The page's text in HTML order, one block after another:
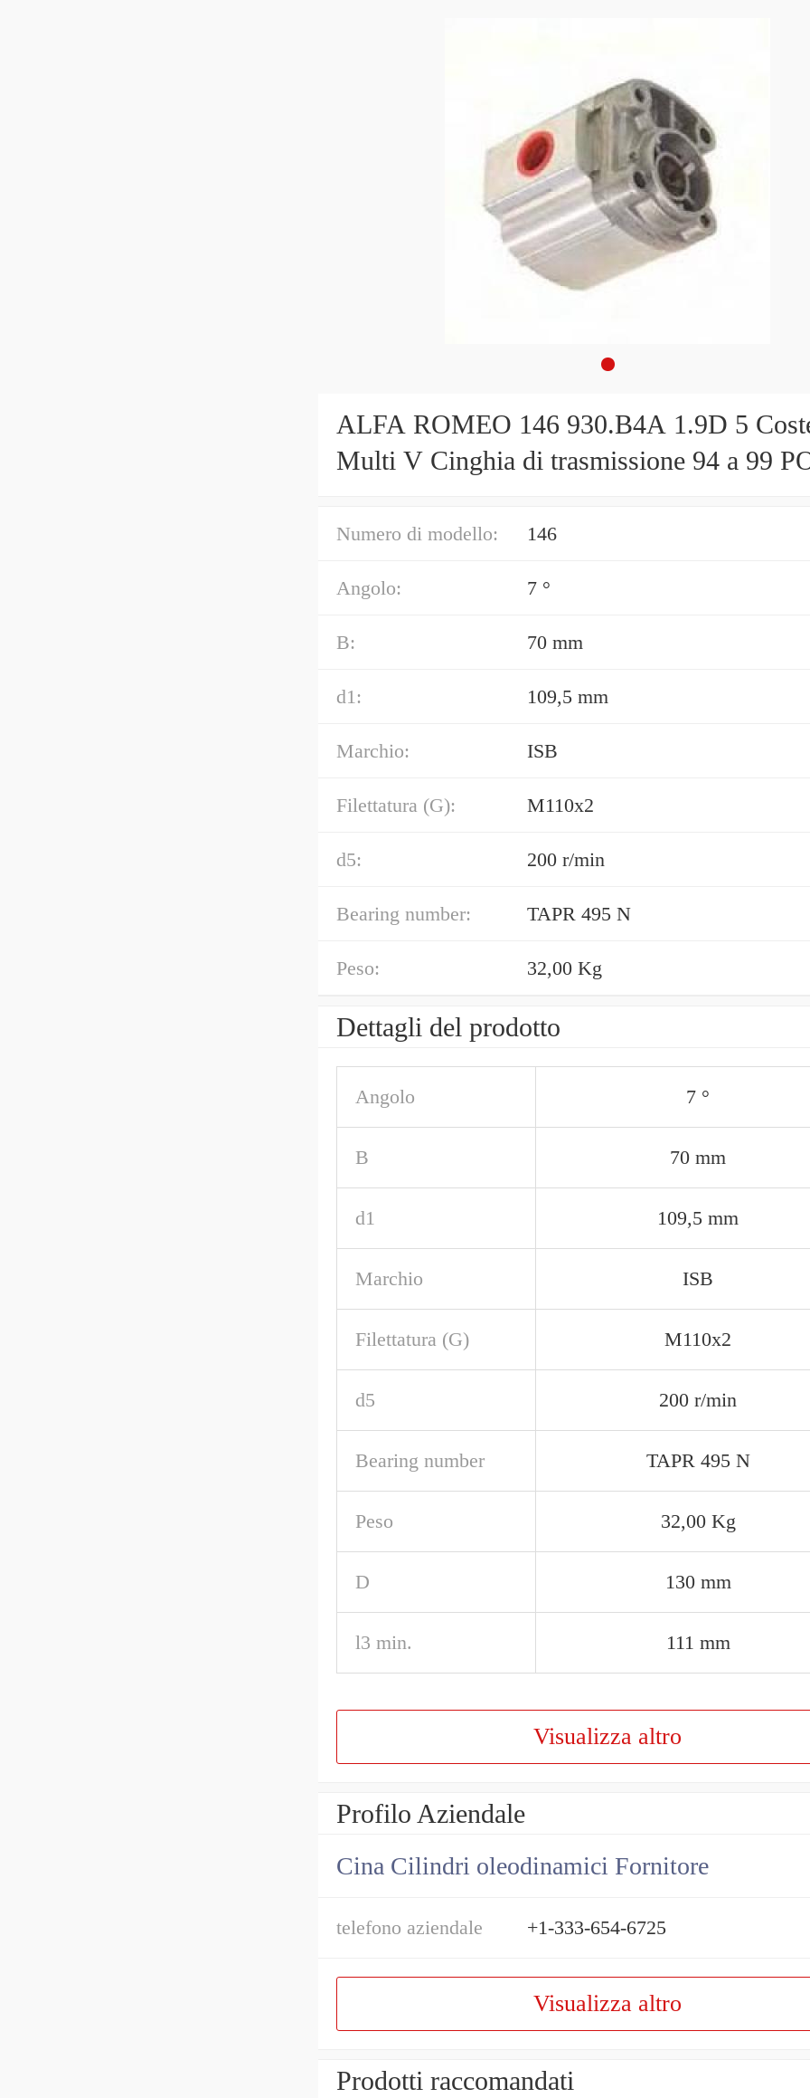
ALFA ROMEO 146 930.B4A 1.9D 5
Multi V Cinghia di trasmissione 94 a 99
Numero di modello: 146
Angolo: 7 °
B: 70 mm
d1: 109,5 mm
Marchio: ISB
Filettatura (G): M110x2
d5: 200 r/min
Bearing number: TAPR 495 N
Peso: 32,00 Kg
Dettagli del prodotto
Angolo 7 °
B 70 mm
d1 109,5 mm
Marchio ISB
Filettatura (G) M110x2
d5 200 r/min
Bearing number TAPR 495 N
Peso 32,00 Kg
D 130 mm
l3 min. 111 mm
Visualizza altro
Profilo Aziendale
Cina Cilindri oleodinamici Fornitore
telefono aziendale +1-333-654-6725
Visualizza altro
Prodotti raccomandati